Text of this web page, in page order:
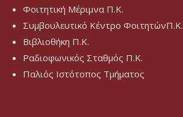
Φοιτητική Μέριμνα Π.Κ.
Συμβουλευτικό Κέντρο ΦοιτητώνΠ.Κ.
Βιβλιοθήκη Π.Κ.
Ραδιοφωνικός Σταθμός Π.Κ.
Παλιός Ιστότοπος Τμήματος